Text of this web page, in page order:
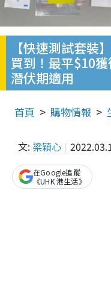
【快速測試套裝
買到！最平$10
潛伏期適用
首頁 購物情報
文: 梁穎心
在Google追蹤
《UHK 港生活》